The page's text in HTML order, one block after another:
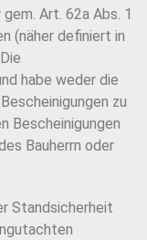
Art. 62a Abs. 1
(näher definiert in
habe weder die
zu
Bescheinigungen
Bauherrn oder
Standsicherheit